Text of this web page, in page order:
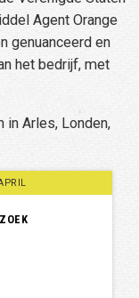
Agent Orange
genuanceerd en
het bedrijf, met
Arles, Londen,